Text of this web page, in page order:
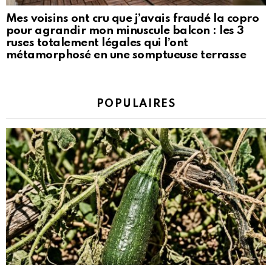
Mes voisins ont cru que j’avais fraudé la copro
pour agrandir mon minuscule balcon : les 3
ruses totalement légales qui l’ont
métamorphosé en une somptueuse terrasse
POPULAIRES